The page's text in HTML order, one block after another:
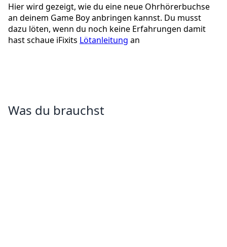
Hier wird gezeigt, wie du eine neue Ohrhörerbuchse
an deinem Game Boy anbringen kannst. Du musst
dazu löten, wenn du noch keine Erfahrungen damit
hast schaue iFixits Lötanleitung an
Was du brauchst